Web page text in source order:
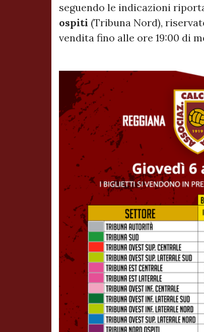
seguendo le indicazioni
ospiti (Tribuna Nord),
vendita fino alle ore 19:00 di